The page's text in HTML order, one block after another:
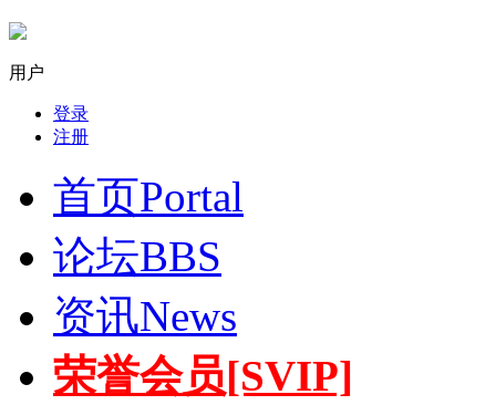
用户
登录
注册
首页Portal
论坛BBS
资讯News
荣誉会员[SVIP]